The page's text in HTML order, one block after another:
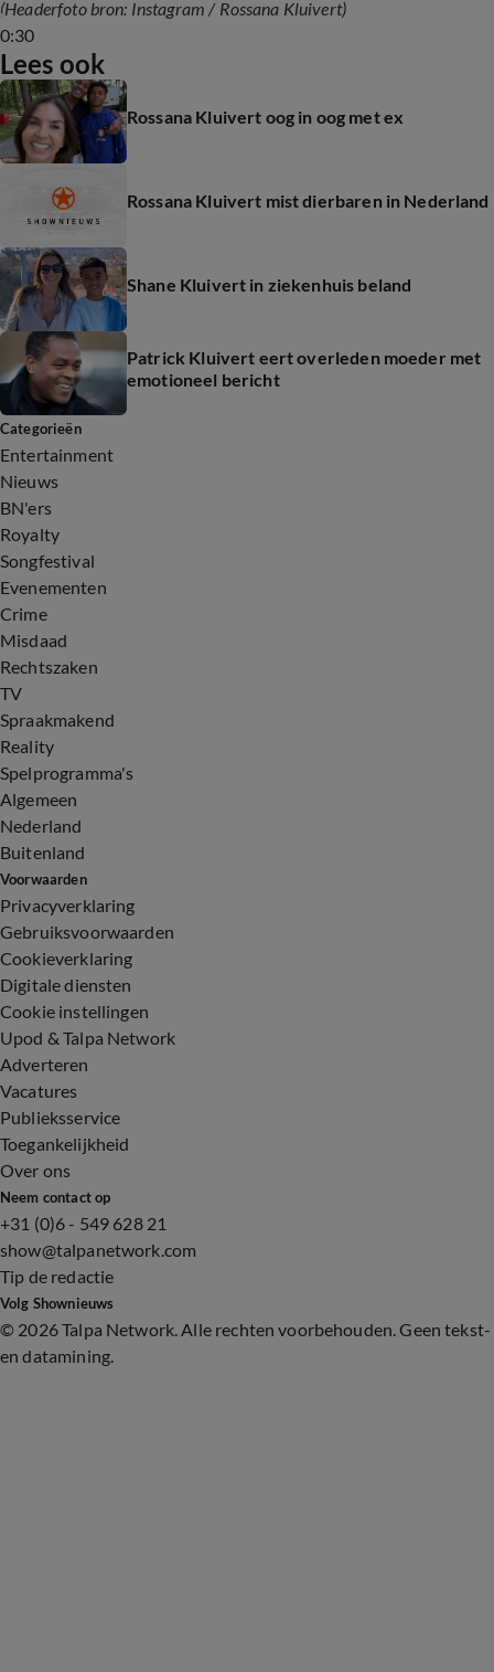
0:30
(Headerfoto bron: Instagram / Rossana Kluivert)
Lees ook
Rossana Kluivert oog in oog met ex
Rossana Kluivert mist dierbaren in Nederland
Shane Kluivert in ziekenhuis beland
Patrick Kluivert eert overleden moeder met
emotioneel bericht
Categorieën
Entertainment
Nieuws
BN'ers
Royalty
Songfestival
Evenementen
Crime
Misdaad
Rechtszaken
TV
Spraakmakend
Reality
Spelprogramma's
Algemeen
Nederland
Buitenland
Voorwaarden
Privacyverklaring
Gebruiksvoorwaarden
Cookieverklaring
Digitale diensten
Cookie instellingen
Upod & Talpa Network
Adverteren
Vacatures
Publieksservice
Toegankelijkheid
Over ons
Neem contact op
+31 (0)6 - 549 628 21
show@talpanetwork.com
Tip de redactie
Volg Shownieuws
© 2026 Talpa Network. Alle rechten voorbehouden. Geen tekst-
en datamining.